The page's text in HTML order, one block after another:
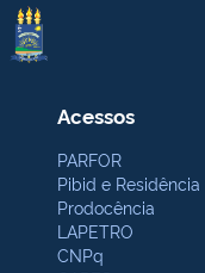
Acessos
PARFOR
Pibid e
Prodocência
LAPETRO
CNPq